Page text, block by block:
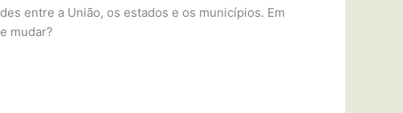
entre a União, os estados e os municípios. Em
mudar?